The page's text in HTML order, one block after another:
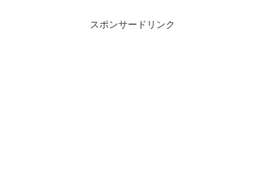
スポンサードリンク